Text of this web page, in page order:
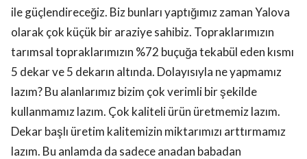
ile güçlendireceğiz. Biz bunları yaptığımız zaman Yalova
olarak çok küçük bir araziye sahibiz. Topraklarımızın
tarımsal topraklarımızın %72 buçuğa tekabül eden kısmı
5 dekar ve 5 dekarın altında. Dolayısıyla ne yapmamız
lazım? Bu alanlarımız bizim çok verimli bir şekilde
kullanmamız lazım. Çok kaliteli ürün üretmemiz lazım.
Dekar başlı üretim kalitemizin miktarımızı arttırmamız
lazım. Bu anlamda da sadece anadan babadan